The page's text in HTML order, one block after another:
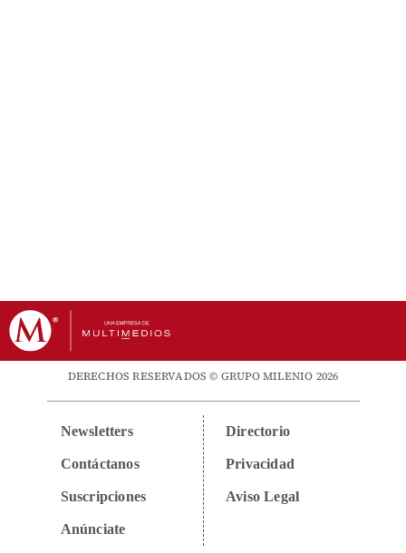
DERECHOS RESERVADOS © GRUPO MILENIO 2026
Newsletters
Contáctanos
Suscripciones
Anúnciate
Directorio
Privacidad
Aviso Legal